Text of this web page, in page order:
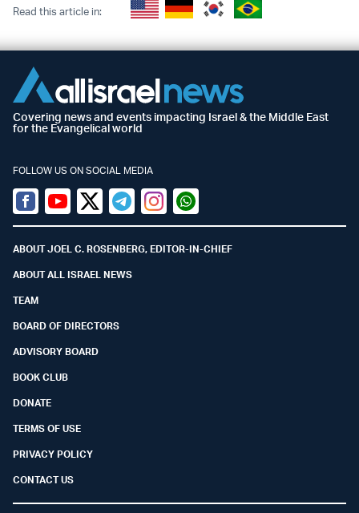
Read this article in:
Covering news and events impacting Israel & the Middle East
for the Evangelical world
FOLLOW US ON SOCIAL MEDIA
Facebook
YoutubeTwitter (X)
TelegramInstagramWhatsapp
ABOUT JOEL C. ROSENBERG, EDITOR-IN-CHIEF
ABOUT ALL ISRAEL NEWS
TEAM
BOARD OF DIRECTORS
ADVISORY BOARD
BOOK CLUB
DONATE
TERMS OF USE
PRIVACY POLICY
CONTACT US